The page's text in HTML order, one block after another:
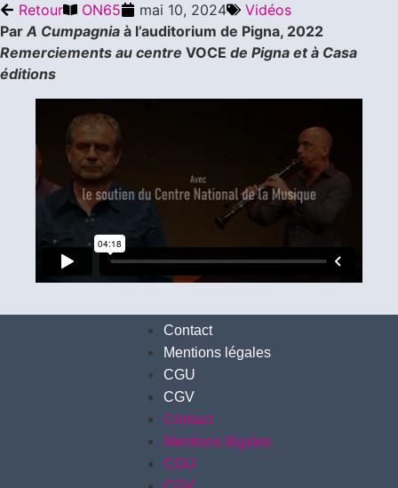
Retour ON65 mai 10, 2024
Vidéos
ParA Cumpagnia à l’auditorium de Pigna, 2022
Remerciements au centre VOCE de Pigna et à Casa
éditions
Contact
Mentions légales
CGU
CGV
Contact
Mentions légales
CGU